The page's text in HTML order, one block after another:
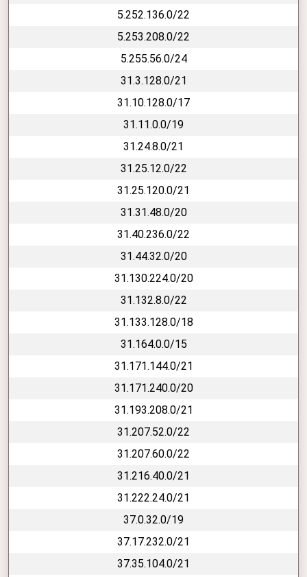
5.252.136.0/22
5.253.208.0/22
5.255.56.0/24
31.3.128.0/21
31.10.128.0/17
31.11.0.0/19
31.24.8.0/21
31.25.12.0/22
31.25.120.0/21
31.31.48.0/20
31.40.236.0/22
31.44.32.0/20
31.130.224.0/20
31.132.8.0/22
31.133.128.0/18
31.164.0.0/15
31.171.144.0/21
31.171.240.0/20
31.193.208.0/21
31.207.52.0/22
31.207.60.0/22
31.216.40.0/21
31.222.24.0/21
37.0.32.0/19
37.17.232.0/21
37.35.104.0/21